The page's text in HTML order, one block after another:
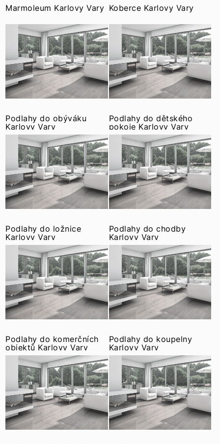
Marmoleum Karlovy Vary Koberce Karlovy Vary
Podlahy do obýváku
Karlovy Vary
Podlahy do dětského
pokoje Karlovy Vary
Podlahy do ložnice
Karlovy Vary
Podlahy do chodby
Karlovy Vary
Podlahy do komerčních
objektů Karlovy Vary
Podlahy do koupelny
Karlovy Vary